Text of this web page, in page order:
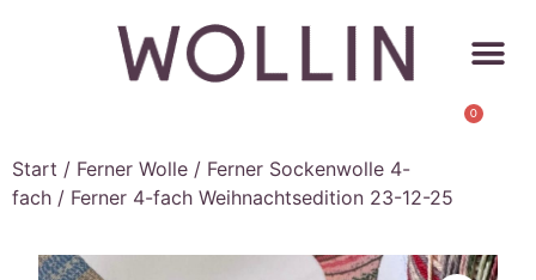
0
Start / Ferner Wolle / Ferner Sockenwolle 4-
fach / Ferner 4-fach Weihnachtsedition 23-12-25